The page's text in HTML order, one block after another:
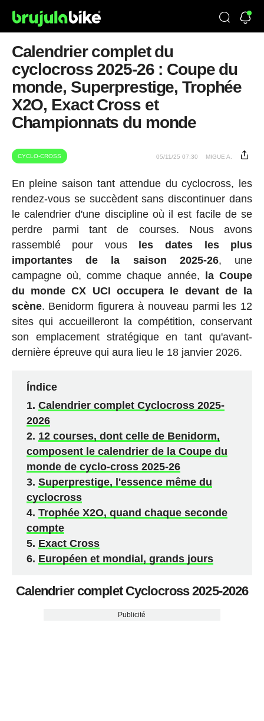
Calendrier complet du
cyclocross 2025-26 : Coupe du
monde, Superprestige, Trophée
X2O, Exact Cross et
Championnats du monde
CYCLO-CROSS 05/11/25 07:30 MIGUE A.
En pleine saison tant attendue du cyclocross, les
rendez-vous se succèdent sans discontinuer dans
le calendrier d'une discipline où il est facile de se
perdre parmi tant de courses. Nous avons
rassemblé pour vous
les dates les plus
importantes de la saison 2025-26, une
campagne où, comme chaque année, la Coupe
du monde CX UCI occupera le devant de la
scène. Benidorm figurera à nouveau parmi les 12
sites qui accueilleront la compétition, conservant
son emplacement stratégique en tant qu'avant-
dernière épreuve qui aura lieu le 18 janvier 2026.
Índice
Calendrier complet Cyclocross 2025-
2026
12 courses, dont celle de Benidorm,
composent le calendrier de la Coupe du
monde de cyclo-cross 2025-26
Superprestige, l'essence même du
cyclocross
Trophée X2O, quand chaque seconde
compte
Exact Cross
Européen et mondial, grands jours
Calendrier complet Cyclocross 2025-2026
Publicité